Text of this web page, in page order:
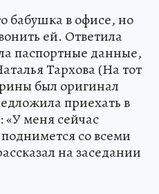
бабушка в офисе, но
ей. Ответила
паспортные данные,
Тархова (На тот
был оригинал
приехать в
«У меня сейчас
со всеми
на заседании